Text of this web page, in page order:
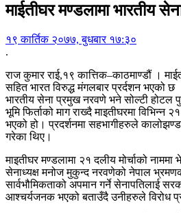
माईतीघर मण्डलामा भारतीय
१९ कार्तिक २०७७, बुधबार १७:३०
.
राज कुमार राई,१९ कात्तिक–काठमाण्डौं ।
सहित भारत विरुद्ध मंगलबार प्रर्दशन भएको
भारतीय सेना प्रमुख नरवणे भने सोल्टी होटल
भूमि फिर्ताको माग राख्दै माइतीघरमा विभिन्न
भएको हो। प्रदर्शनमा सहभागीहरुले
गरेका थिए।
माइतीघर मण्डलामा २१ दलीय मोर्चाको
सेनाध्यक्ष मनोज मुकुन्द नरवणेको नेपाल
सार्वभौमिकताको अपमान गर्ने सेनापतिलाई
आश्चर्यजनक भएको बताउँदै उनीहरुले विरोध